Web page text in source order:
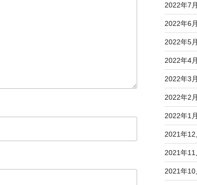
2022年7月
2022年6月
2022年5月
2022年4月
2022年3月
2022年2月
2022年1月
2021年12
2021年11
2021年10